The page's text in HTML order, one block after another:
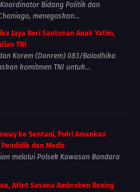
Bidang Politik dan
menegaskan...
Jaya Beri Santunan Anak Yatim,
TNI
Korem (Danrem) 083/Baladhika
komitmen TNI untuk...
ke Sentani, Polri Amankan
dan Medis
melalui Polsek Kawasan Bandara
Atlet Sasana Ambroben Boxing